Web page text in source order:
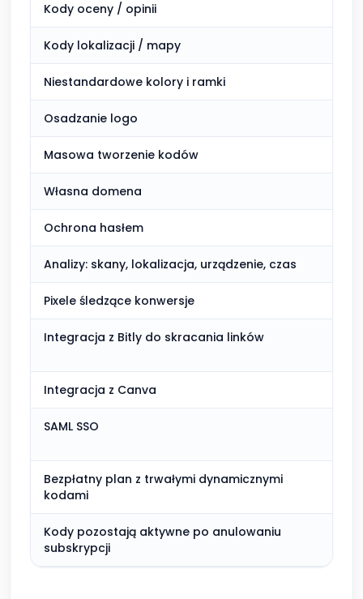
Kody oceny / opinii
Kody lokalizacji / mapy
Niestandardowe kolory i ramki
Osadzanie logo
Masowa tworzenie kodów
Własna domena
Ochrona hasłem
Analizy: skany, lokalizacja, urządzenie, czas
Pixele śledzące konwersje
Integracja z Bitly do skracania linków
Integracja z Canva
SAML SSO
Bezpłatny plan z trwałymi dynamicznymi
kodami
Kody pozostają aktywne po anulowaniu
subskrypcji